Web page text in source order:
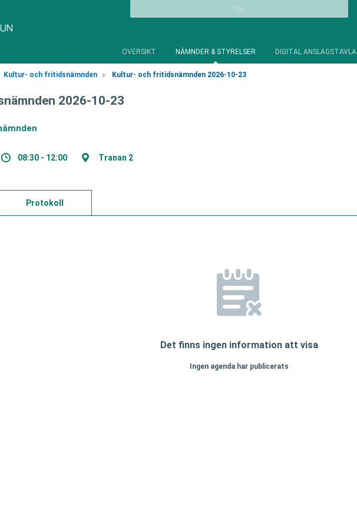
Sök
ÖVERSIKT NÄMNDER & STYRELSER DIGITAL ANSLAGSTAVLA
Kultur- och fritidsnämnden Kultur- och fritidsnämnden 2026-10-23
2026-10-23
08:30 - 12:00 Tranan 2
Protokoll
Det finns ingen information att visa
Ingen agenda har publicerats